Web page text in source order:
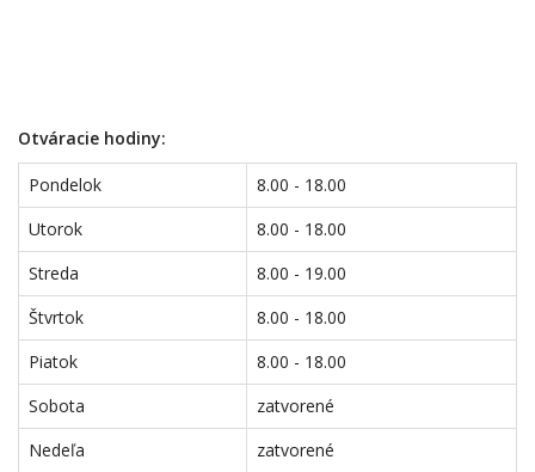
Otváracie hodiny:
Pondelok
8.00 - 18.00
Utorok
8.00 - 18.00
Streda
8.00 - 19.00
Štvrtok
8.00 - 18.00
Piatok
8.00 - 18.00
Sobota
zatvorené
Nedeľa
zatvorené